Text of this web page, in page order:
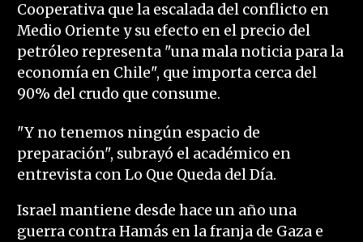
Cooperativa que la escalada del conflicto en
Medio Oriente y su efecto en el precio del
petróleo representa "una mala noticia para la
economía en Chile", que importa cerca del
90% del crudo que consume.
"Y no tenemos ningún espacio de
preparación", subrayó el académico en
entrevista con Lo Que Queda del Día.
Israel mantiene desde hace un año una
guerra contra Hamás en la franja de Gaza e